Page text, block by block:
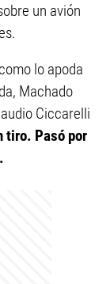
un avión
lo apoda
Machado
Ciccarelli
tiro. Pasó por